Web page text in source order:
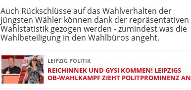
Auch Rückschlüsse auf das Wahlverhalten der
jüngsten Wähler können dank der repräsentativen
Wahlstatistik gezogen werden - zumindest was die
Wahlbeteiligung in den Wahlbüros angeht.
LEIPZIG POLITIK
REICHINNEK UND GYSI KOMMEN! LEIPZIGS
OB-WAHLKAMPF ZIEHT POLITPROMINENZ AN